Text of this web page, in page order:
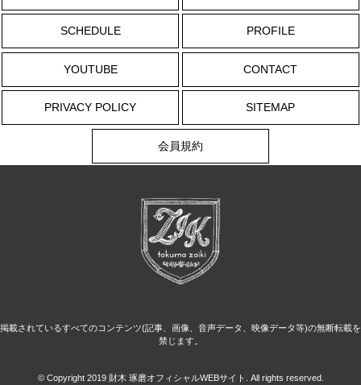
SCHEDULE PROFILE
YOUTUBE CONTACT
PRIVACY POLICY SITEMAP
会員規約
掲載されているすべてのコンテンツ(記事、画像、音声データ、映像データ等)の無断転載を
禁じます。
© Copyright 2019 財木 琢磨オフィシャルWEBサイト. All rights reserved.